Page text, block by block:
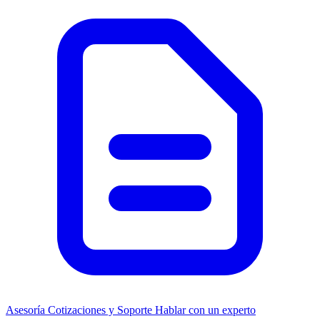
Asesoría Cotizaciones y Soporte Hablar con un experto